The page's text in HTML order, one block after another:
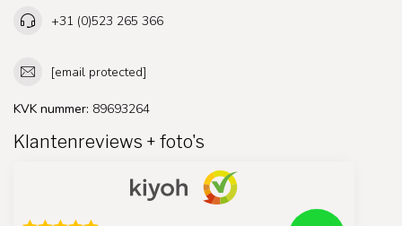
+31 (0)523 265 366
[email protected]
KVK nummer: 89693264
Klantenreviews + foto's